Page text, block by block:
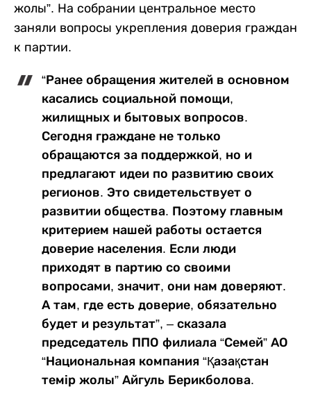
жолы”. На собрании центральное место
заняли вопросы укрепления доверия граждан
к партии.
“Ранее обращения жителей в основном
касались социальной помощи,
жилищных и бытовых вопросов.
Сегодня граждане не только
обращаются за поддержкой, но и
предлагают идеи по развитию своих
регионов. Это свидетельствует о
развитии общества. Поэтому главным
критерием нашей работы остается
доверие населения. Если люди
приходят в партию со своими
вопросами, значит, они нам доверяют.
А там, где есть доверие, обязательно
будет и результат”, – сказала
председатель ППО филиала “Семей” АО
“Национальная компания “Қазақстан
темір жолы” Айгуль Берикболова.